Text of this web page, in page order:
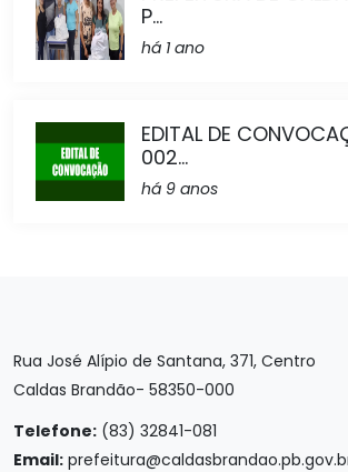
P...
há 1 ano
EDITAL DE
002...
há 9 anos
Rua José Alípio de Santana, 371, Centro
Caldas Brandão- 58350-000
Telefone: (83) 32841-081
Email: